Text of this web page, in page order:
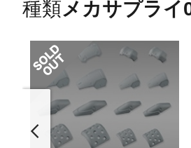
種類メカサプライ